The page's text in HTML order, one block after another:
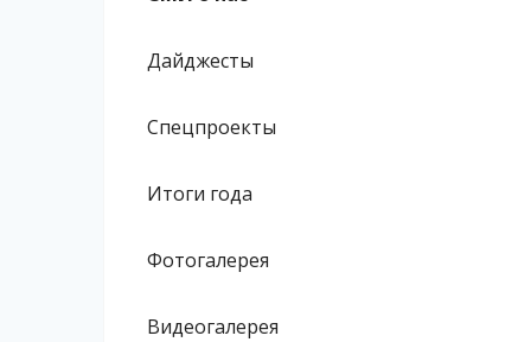
Дайджесты
Спецпроекты
Итоги года
Фотогалерея
Видеогалерея